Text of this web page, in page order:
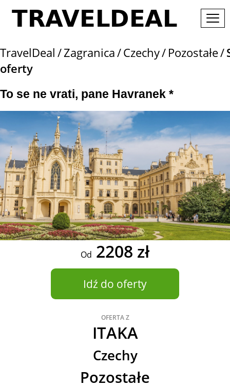
TravelDeal Zagranica Czechy Pozostałe
oferty
To se ne vrati, pane Havranek *
Od 2208 zł
Idź do oferty
OFERTA Z
ITAKA
Czechy
Pozostałe